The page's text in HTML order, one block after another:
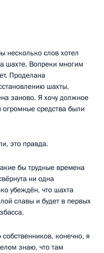
несколько слов хотел
шахте. Вопреки многим
Проделана
шахты,
заново. Я хочу должное
огромные средства были
это правда.
бы трудные времена
ни одна
убеждён, что шахта
славы и будет в первых
конечно, я
знаю, что там